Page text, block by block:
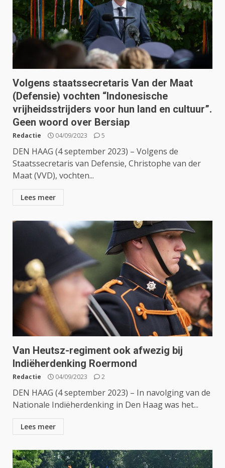
Volgens staatssecretaris Van der Maat
(Defensie) vochten “Indonesische
vrijheidsstrijders voor hun land en cultuur”.
Geen woord over Bersiap
Redactie 04/09/2023 5
DEN HAAG (4 september 2023) – Volgens de
Staatssecretaris van Defensie, Christophe van der
Maat (VVD), vochten...
Lees meer
Van Heutsz-regiment ook afwezig bij
Indiëherdenking Roermond
Redactie 04/09/2023 2
DEN HAAG (4 september 2023) – In navolging van de
Nationale Indiëherdenking in Den Haag was het...
Lees meer